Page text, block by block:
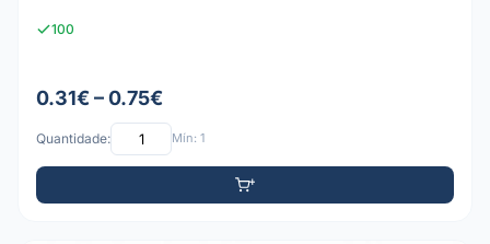
100
0.31€ – 0.75€
Quantidade: Mín: 1